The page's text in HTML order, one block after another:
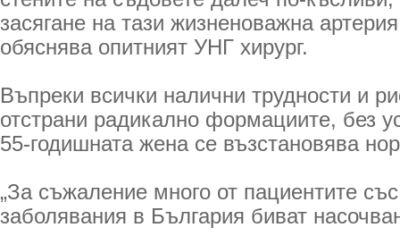
засягане на тази жизненоважна
обяснява опитният УНГ хирург.
Въпреки всички налични трудности и
отстрани радикално формациите, без
55-годишната жена се възстановява
„За съжаление много от пациентите
заболявания в България биват